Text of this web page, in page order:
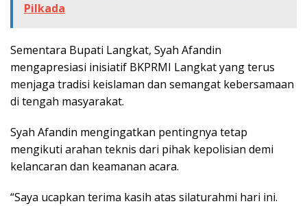
Pilkada
Sementara Bupati Langkat, Syah Afandin
mengapresiasi inisiatif BKPRMI Langkat yang terus
menjaga tradisi keislaman dan semangat kebersamaan
di tengah masyarakat.
Syah Afandin mengingatkan pentingnya tetap
mengikuti arahan teknis dari pihak kepolisian demi
kelancaran dan keamanan acara.
“Saya ucapkan terima kasih atas silaturahmi hari ini.